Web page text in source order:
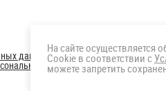
данных
данны
На сайте осуществляется
Cookie в соответствии с
можете запретить